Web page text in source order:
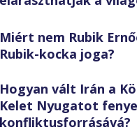
Miért nem Rubik
Rubik-kocka joga?
Hogyan vált Irán a
Kelet Nyugatot
konfliktusforrásává?